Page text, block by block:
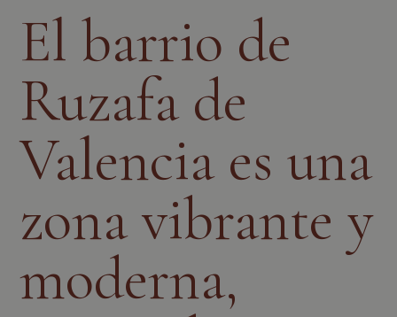
El barrio de
Ruzafa de
Valencia es una
zona vibrante y
moderna,